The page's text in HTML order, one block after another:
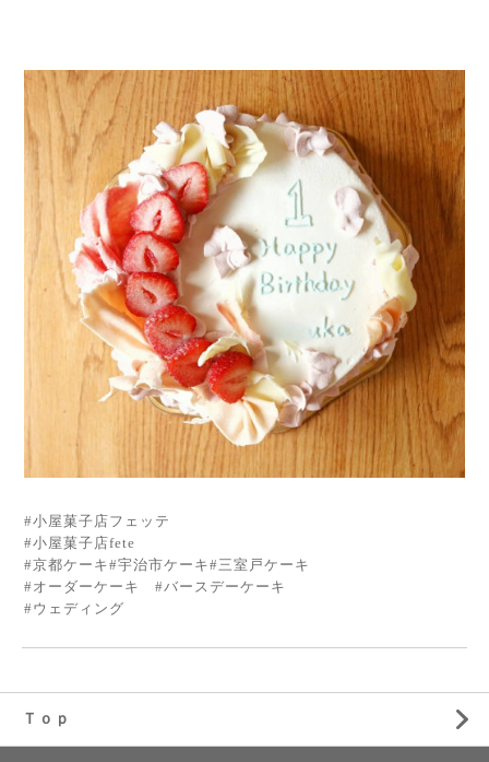
#小屋菓子店フェッテ
#小屋菓子店fete
#京都ケーキ#宇治市ケーキ#三室戸ケーキ
#オーダーケーキ #バースデーケーキ
#ウェディング
Ｔｏｐ